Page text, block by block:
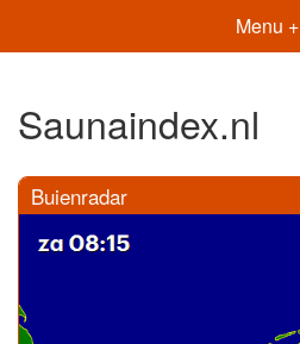
Menu +
Saunaindex.nl
Buienradar